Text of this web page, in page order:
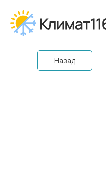
Назад